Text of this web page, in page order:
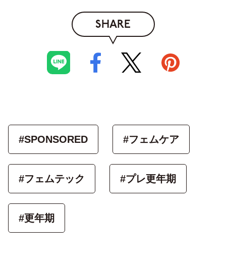
SHARE
#SPONSORED #フェムケア
#フェムテック #プレ更年期
#更年期